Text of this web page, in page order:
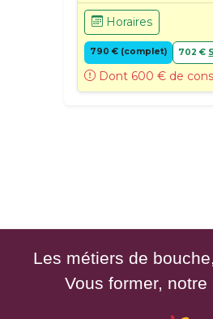
Horaires
790 € (complet) 702 €
Dont 600 € de
Les métiers de
Vous former, notre